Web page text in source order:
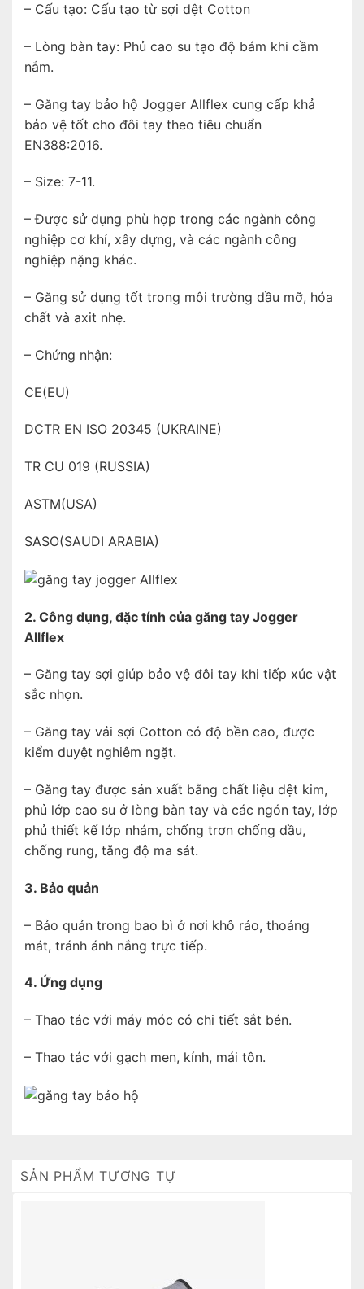
– Cấu tạo: Cấu tạo từ sợi dệt Cotton
– Lòng bàn tay: Phủ cao su tạo độ bám khi cầm
nắm.
– Găng tay bảo hộ Jogger Allflex cung cấp khả
bảo vệ tốt cho đôi tay theo tiêu chuẩn
EN388:2016.
– Size: 7-11.
– Được sử dụng phù hợp trong các ngành công
nghiệp cơ khí, xây dựng, và các ngành công
nghiệp nặng khác.
– Găng sử dụng tốt trong môi trường dầu mỡ, hóa
chất và axit nhẹ.
– Chứng nhận:
CE(EU)
DCTR EN ISO 20345 (UKRAINE)
TR CU 019 (RUSSIA)
ASTM(USA)
SASO(SAUDI ARABIA)
2. Công dụng, đặc tính của găng tay Jogger
Allflex
– Găng tay sợi giúp bảo vệ đôi tay khi tiếp xúc vật
sắc nhọn.
– Găng tay vải sợi Cotton có độ bền cao, được
kiểm duyệt nghiêm ngặt.
– Găng tay được sản xuất bằng chất liệu dệt kim,
phủ lớp cao su ở lòng bàn tay và các ngón tay, lớp
phủ thiết kế lớp nhám, chống trơn chống dầu,
chống rung, tăng độ ma sát.
3. Bảo quản
– Bảo quản trong bao bì ở nơi khô ráo, thoáng
mát, tránh ánh nắng trực tiếp.
4. Ứng dụng
– Thao tác với máy móc có chi tiết sắt bén.
– Thao tác với gạch men, kính, mái tôn.
SẢN PHẨM TƯƠNG TỰ